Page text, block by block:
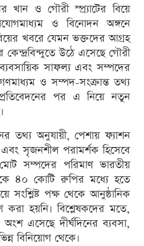
খান ও গৌরী স্প্র্যাটের বিয়ে
ও বিনোদন অঙ্গনে
খবরে যেমন ভক্তদের আগ্রহ
উঠে এসেছে গৌরী
সাফল্য এবং সম্পদের
ও সম্পদ-সংক্রান্ত তথ্য
প্রতিবেদনের পর এ নিয়ে নতুন
তথ্য অনুযায়ী, পেশায় ফ্যাশন
এবং সৃজনশীল পরামর্শক হিসেবে
মোট সম্পদের পরিমাণ ভারতীয়
৪০ কোটি রুপির মধ্যে হতে
সংশ্লিষ্ট পক্ষ থেকে আনুষ্ঠানিক
হয়নি। বিশ্লেষকদের মতে,
এসেছে দীর্ঘদিনের ব্যবসা,
বিনিয়োগ থেকে।